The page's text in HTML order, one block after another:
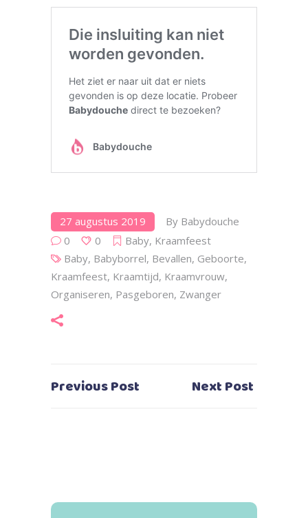
27 augustus 2019 By Babydouche
0
0 Baby, Kraamfeest
Baby, Babyborrel, Bevallen, Geboorte,
Kraamfeest, Kraamtijd, Kraamvrouw,
Organiseren, Pasgeboren, Zwanger
Previous Post Next Post